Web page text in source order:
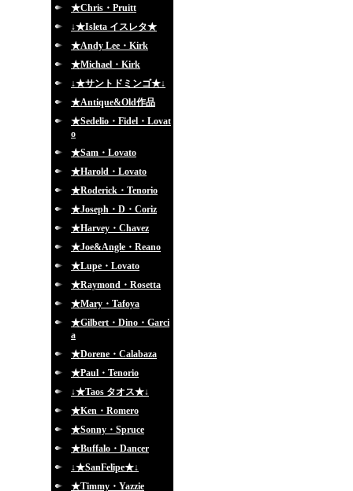
★Chris・Pruitt
↓★Isleta イスレタ★
★Andy Lee・Kirk
★Michael・Kirk
↓★サントドミンゴ★↓
★Antique&Old作品
★Sedelio・Fidel・Lovat
o
★Sam・Lovato
★Harold・Lovato
★Roderick・Tenorio
★Joseph・D・Coriz
★Harvey・Chavez
★Joe&Angle・Reano
★Lupe・Lovato
★Raymond・Rosetta
★Mary・Tafoya
★Gilbert・Dino・Garci
a
★Dorene・Calabaza
★Paul・Tenorio
↓★Taos タオス★↓
★Ken・Romero
★Sonny・Spruce
★Buffalo・Dancer
↓★SanFelipe★↓
★Timmy・Yazzie